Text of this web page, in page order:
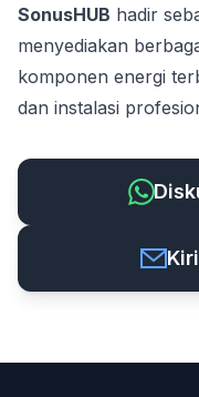
SonusHUB hadir
menyediakan
komponen energi
dan instalasi